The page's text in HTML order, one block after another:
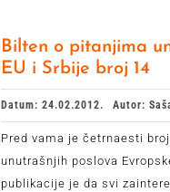
Bilten o pitanjima
EU i Srbije broj 14
Datum: 24.02.2012. Autor:
Pred vama je četrnaesti
unutrašnjih poslova
publikacije je da svi